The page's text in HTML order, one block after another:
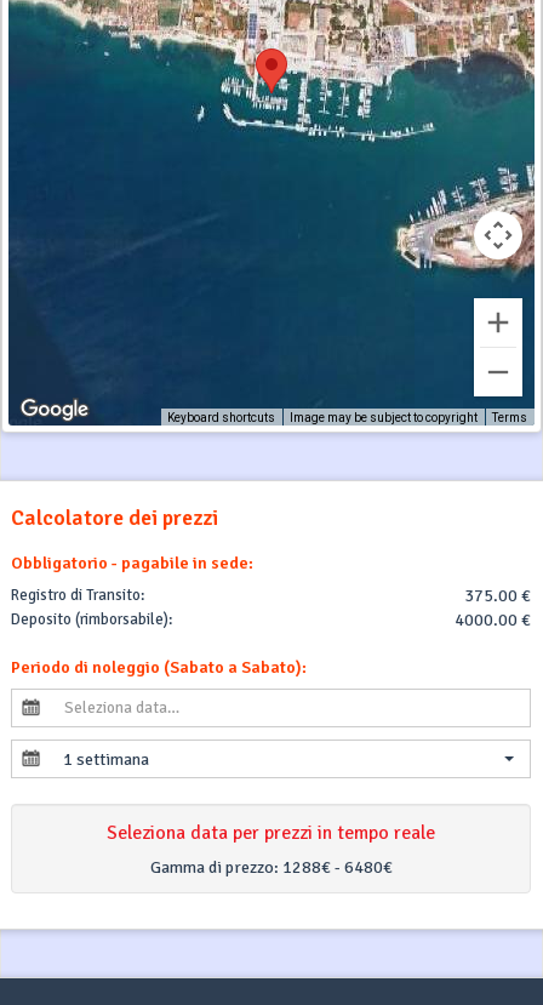
Keyboard shortcuts Image may be subject to copyright Terms
Calcolatore dei prezzi
Obbligatorio - pagabile in sede:
Registro di Transito: 375.00 €
Deposito (rimborsabile): 4000.00 €
Periodo di noleggio (Sabato a Sabato):
1 settimana
Seleziona data per prezzi in tempo reale
Gamma di prezzo: 1288€ - 6480€